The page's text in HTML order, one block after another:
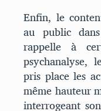
Enfin, le
au public
rappelle à
psychanalyse,
pris place les
même hauteur
interrogeant